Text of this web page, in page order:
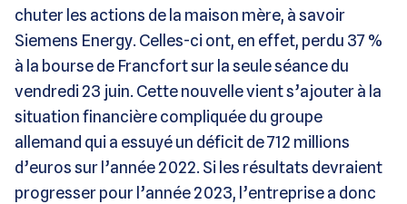
chuter les actions de la maison mère, à savoir
Siemens Energy. Celles-ci ont, en effet, perdu 37 %
à la bourse de Francfort sur la seule séance du
vendredi 23 juin. Cette nouvelle vient s’ajouter à la
situation financière compliquée du groupe
allemand qui a essuyé un déficit de 712 millions
d’euros sur l’année 2022. Si les résultats devraient
progresser pour l’année 2023, l’entreprise a donc